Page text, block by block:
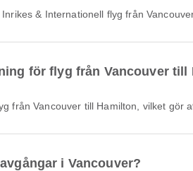
& Internationell flyg från
för flyg från Vancouver till
från Vancouver till Hamilton, vilket
i Vancouver?